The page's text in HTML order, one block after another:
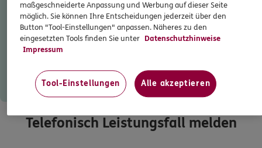
0800 / 444 1000
Mo–Sa 7–20 Uhr (gebührenfrei)
ERGO Berater finden
Kundenportal Log-in
Jetzt registrieren
Mehr erfahren
Telefonisch Leistungsfall melden
maßgeschneiderte Anpassung und Werbung auf dieser Seite
möglich. Sie können Ihre Entscheidungen jederzeit über den
Button "Tool-Einstellungen" anpassen. Näheres zu den
eingesetzten Tools finden Sie unter Datenschutzhinweise
Impressum
Tool-Einstellungen Alle akzeptieren